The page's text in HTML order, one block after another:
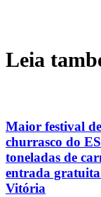
Leia
Maior festival de
churrasco do
toneladas de
entrada
Vitória